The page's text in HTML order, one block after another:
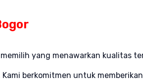
yang menawarkan kualitas
berkomitmen untuk